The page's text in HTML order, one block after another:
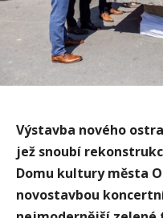
Výstavba nového
jež snoubí
Domu kultury města
novostavbou